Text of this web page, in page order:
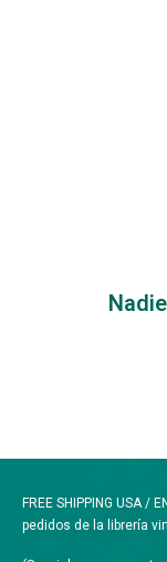
FREE SHIPPING USA /
pedidos de la librería